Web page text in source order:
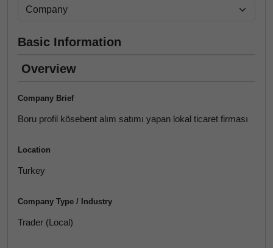
Basic Information
Overview
Company Brief
Boru profil kösebent alım satımı yapan lokal ticaret firması
Location
Turkey
Company Type / Industry
Trader (Local)